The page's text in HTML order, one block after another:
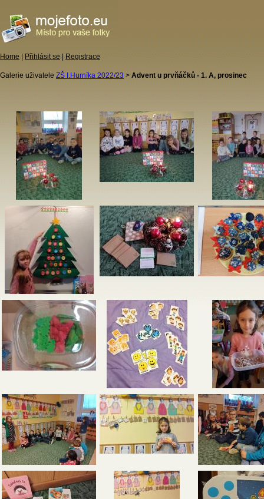
Home Přihlásit se Registrace
Galerie uživatele ZŠ I.Hurníka 2022/23 > Advent u prvňáčků - 1. A, prosinec